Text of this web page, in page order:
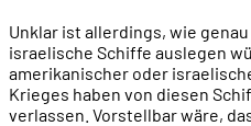
Unklar ist allerdings, wie
israelische Schiffe auslegen
amerikanischer oder
Krieges haben von diesen
verlassen. Vorstellbar wäre,